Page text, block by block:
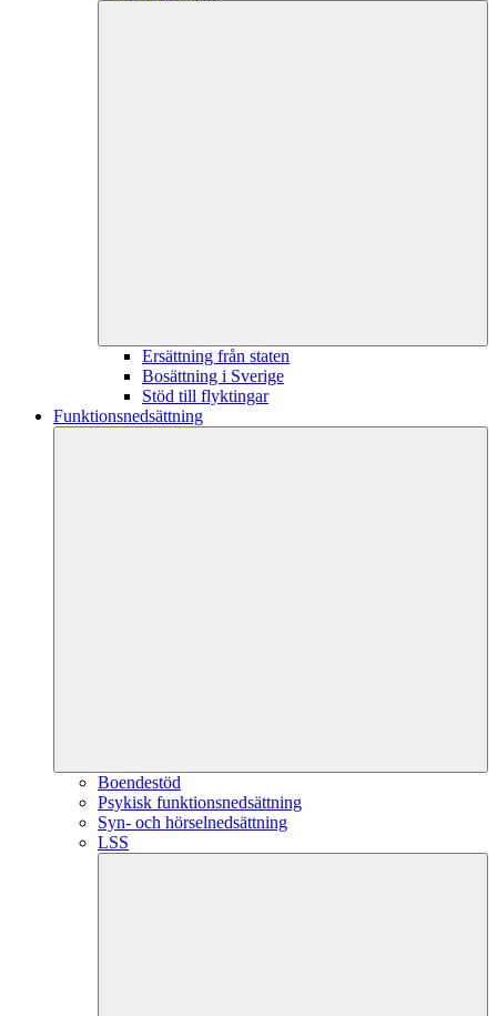
Ersättning från staten
Bosättning i Sverige
Stöd till flyktingar
Funktionsnedsättning
Boendestöd
Psykisk funktionsnedsättning
Syn- och hörselnedsättning
LSS